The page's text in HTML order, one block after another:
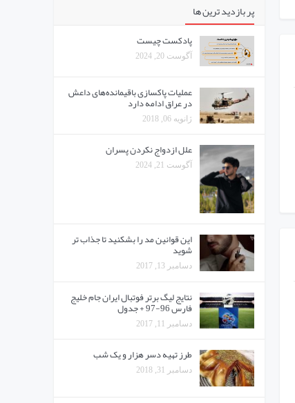
پر بازدید ترین ها
پادکست چیست
آگوست 20, 2024
عملیات پاکسازی باقیمانده‌های داعش
در عراق ادامه دارد
ژانویه 06, 2018
علل ازدواج نکردن پسران
آگوست 21, 2024
این قوانین مد را بشکنید تا جذاب تر
شوید
دسامبر 13, 2017
نتایج لیگ برتر فوتبال ایران جام خلیج
فارس 96-97 + جدول
دسامبر 11, 2017
طرز تهیه دسر هزار و یک شب
دسامبر 31, 2018